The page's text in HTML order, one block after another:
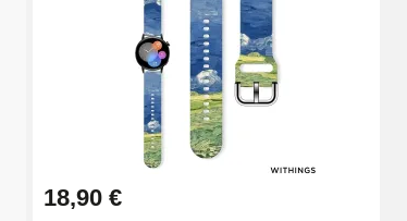
Ajouter au panier
Ajouter au panier
18,90 €